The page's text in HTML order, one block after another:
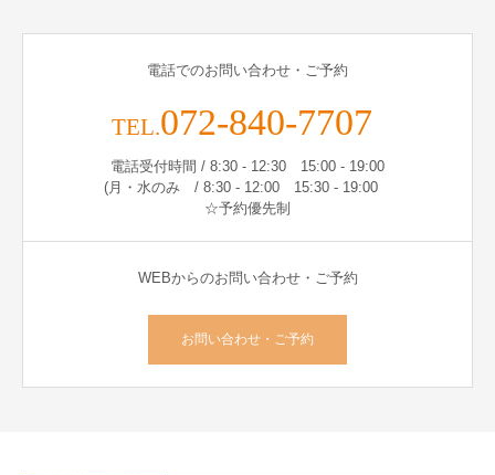
電話でのお問い合わせ・ご予約
TEL.072-840-7707
電話受付時間 / 8:30 - 12:30 15:00 - 19:00
(月・水のみ / 8:30 - 12:00 15:30 - 19:00
☆予約優先制
WEBからのお問い合わせ・ご予約
お問い合わせ・ご予約